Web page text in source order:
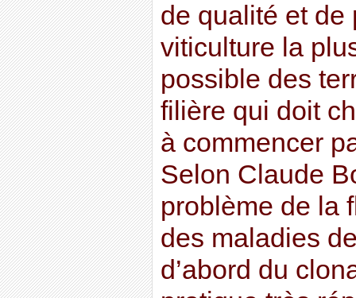
de qualité et de
viticulture la
possible des
filière qui doit
à commencer
Selon Claude
problème de la
des maladies
d’abord du